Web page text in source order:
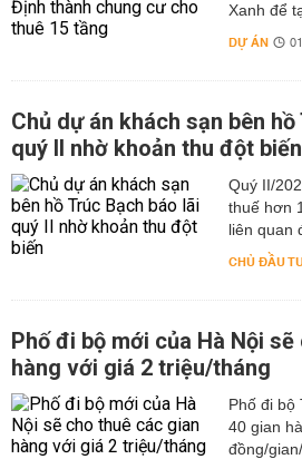
Xanh để
DỰ ÁN
Chủ dự án khách sạn bên
quý II nhờ khoản thu đột biến
Quý II/
thuế hơn
liên quan
CHỦ ĐẦU
Phố đi bộ mới của Hà Nội
hàng với giá 2 triệu/tháng
Phố đi bộ
40 gian
đồng/